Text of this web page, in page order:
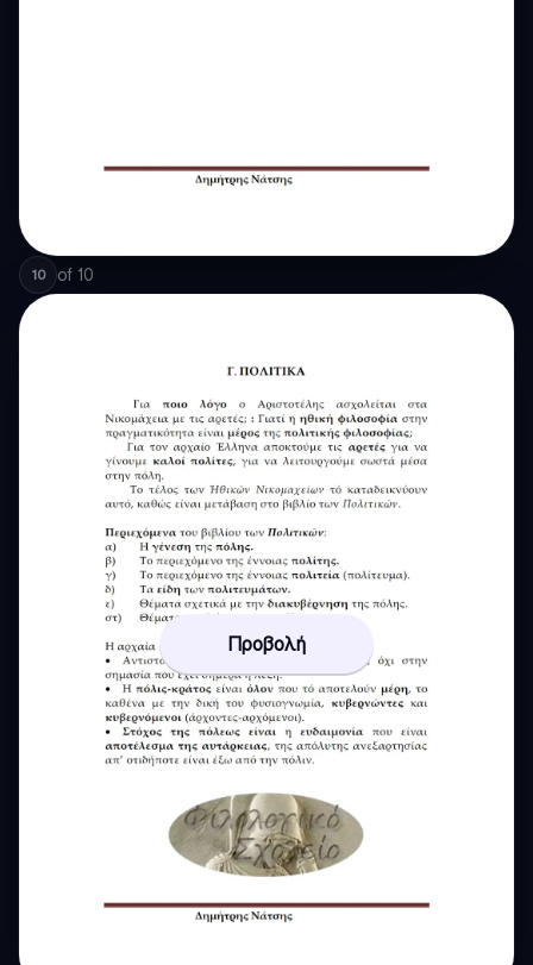
10 of 10
Προβολή